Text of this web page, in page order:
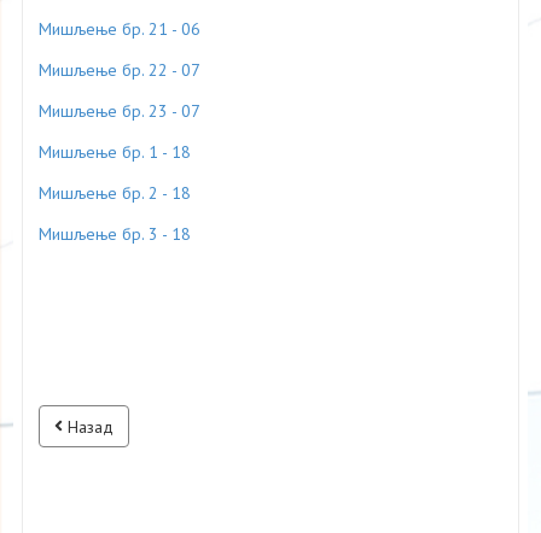
Мишљење бр. 21 - 06
Мишљење бр. 22 - 07
Мишљење бр. 23 - 07
Мишљење бр. 1 - 18
Мишљење бр. 2 - 18
Мишљење бр. 3 - 18
Назад